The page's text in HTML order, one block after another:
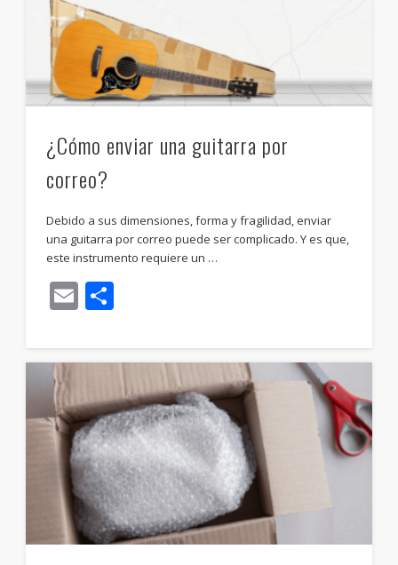
¿Cómo enviar una guitarra por
correo?
Debido a sus dimensiones, forma y fragilidad, enviar
una guitarra por correo puede ser complicado. Y es que,
este instrumento requiere un …
Email